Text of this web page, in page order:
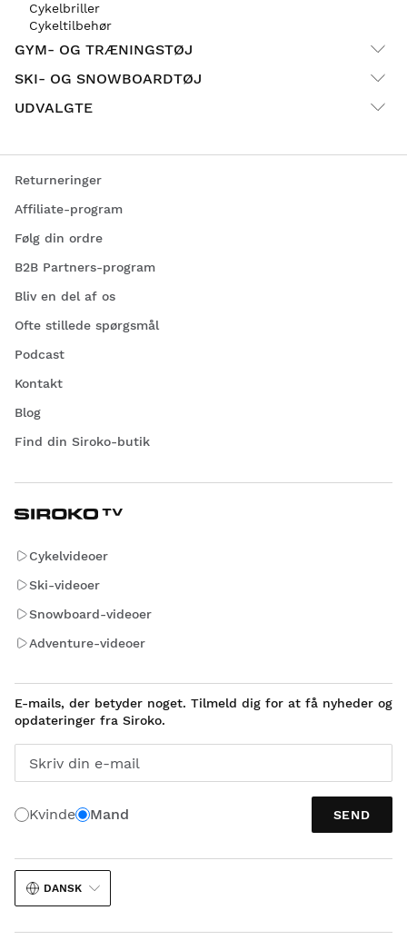
Cykelbriller
Cykeltilbehør
GYM- OG TRÆNINGSTØJ
SKI- OG SNOWBOARDTØJ
UDVALGTE
Returneringer
Affiliate-program
Følg din ordre
B2B Partners-program
Bliv en del af os
Ofte stillede spørgsmål
Podcast
Kontakt
Blog
Find din Siroko-butik
Cykelvideoer
Ski-videoer
Snowboard-videoer
Adventure-videoer
E-mails, der betyder noget. Tilmeld dig for at få nyheder og
opdateringer fra Siroko.
Skriv din e-mail
Kvinde Mand SEND
DANSK